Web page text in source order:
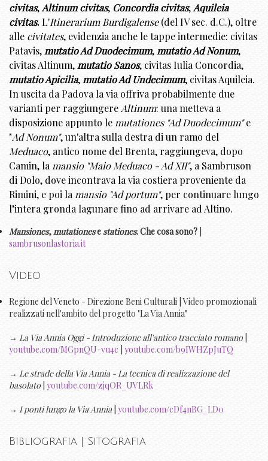
civitas,Altinum civitas, Concordia civitas,Aquileia
civitas.L'Itinerarium Burdigalense(del IV sec. d.C.), oltre
alle civitates, evidenzia anche le tappe intermedie: civitas
Patavis, mutatio Ad Duodecimum, mutatio Ad Nonum,
civitas Altinum, mutatio Sanos, civitas Iulia Concordia,
mutatio Apicilia, mutatio Ad Undecimum, civitas Aquileia.
In uscita da Padova la via offriva probabilmente due
varianti per raggiungere Altinum: una metteva a
disposizione appunto le mutationes "Ad Duodecimum"e
"Ad Nonum", un'altra sulla destra di un ramo del
Meduaco, antico nome del Brenta, raggiungeva, dopo
Camin, la mansio "Maio Meduaco - Ad XII", a Sambruson
di Dolo, dove incontrava la via costiera proveniente da
Rimini, e poi la mansio "Ad portum", per continuare lungo
l’intera gronda lagunare fino ad arrivare ad Altino.
Mansiones, mutationese stationes. Che cosa sono?
sambrusonlastoria.it
Video
Regione del Veneto - Direzione Beni Culturali | Video promozionali
realizzati nell'ambito del progetto "La Via Annia"
→ La Via Annia Oggi - Introduzione all'antico tracciato romano
youtube.com/MGpnQU-vu4c youtube.com/b9IWHZpJuTQ
→ Le strade della Via Annia - La tecnica di realizzazione del
basolato youtube.com/zjqOR_UVLRk
→ I ponti lungo la Via Annia youtube.com/cDf4nBG_LD0
Bibliografia | Sitografia